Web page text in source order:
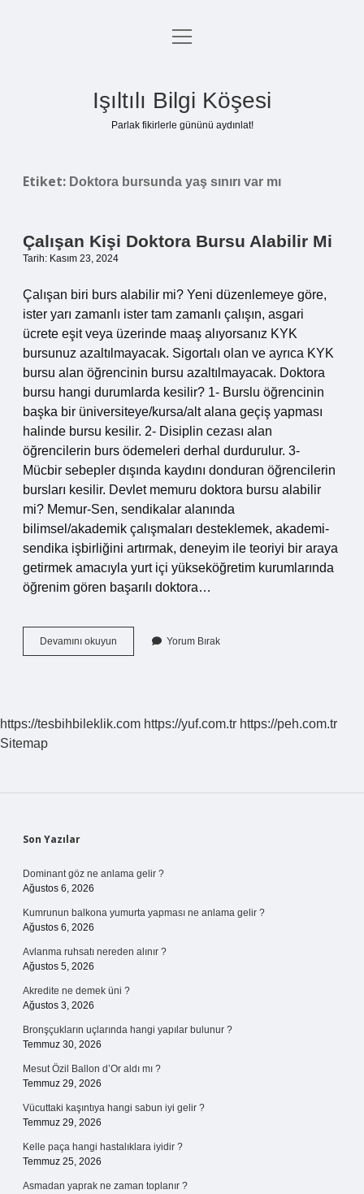
Anasayfa
Yasal Uyarı
menüyü
Işıltılı Bilgi Köşesi
Parlak fikirlerle gününü aydınlat!
Etiket: Doktora bursunda yaş sınırı var mı
Çalışan Kişi Doktora Bursu Alabilir Mi
Tarih: Kasım 23, 2024
Çalışan biri burs alabilir mi? Yeni düzenlemeye göre,
ister yarı zamanlı ister tam zamanlı çalışın, asgari
ücrete eşit veya üzerinde maaş alıyorsanız KYK
bursunuz azaltılmayacak. Sigortalı olan ve ayrıca KYK
bursu alan öğrencinin bursu azaltılmayacak. Doktora
bursu hangi durumlarda kesilir? 1- Burslu öğrencinin
başka bir üniversiteye/kursa/alt alana geçiş yapması
halinde bursu kesilir. 2- Disiplin cezası alan
öğrencilerin burs ödemeleri derhal durdurulur. 3-
Mücbir sebepler dışında kaydını donduran öğrencilerin
bursları kesilir. Devlet memuru doktora bursu alabilir
mi? Memur-Sen, sendikalar alanında
bilimsel/akademik çalışmaları desteklemek, akademi-
sendika işbirliğini artırmak, deneyim ile teoriyi bir araya
getirmek amacıyla yurt içi yükseköğretim kurumlarında
öğrenim gören başarılı doktora…
Devamını okuyun
Kişi
Yorum Bırak
https://tesbihbileklik.com https://yuf.com.tr https://peh.com.tr
Sitemap
Sidebar
Son Yazılar
Dominant göz ne anlama gelir ?
Ağustos 6, 2026
Kumrunun balkona yumurta yapması ne anlama gelir ?
Ağustos 6, 2026
Avlanma ruhsatı nereden alınır ?
Ağustos 5, 2026
Akredite ne demek üni ?
Ağustos 3, 2026
Bronşçukların uçlarında hangi yapılar bulunur ?
Temmuz 30, 2026
Mesut Özil Ballon d’Or aldı mı ?
Temmuz 29, 2026
Vücuttaki kaşıntıya hangi sabun iyi gelir ?
Temmuz 29, 2026
Kelle paça hangi hastalıklara iyidir ?
Temmuz 25, 2026
Asmadan yaprak ne zaman toplanır ?